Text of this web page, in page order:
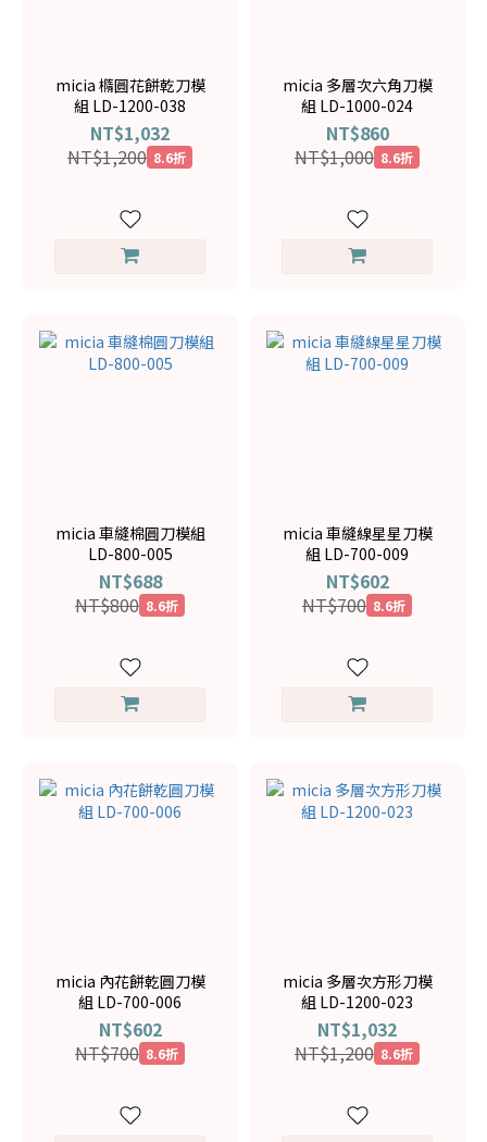
micia 橢圓花餅乾刀模
組 LD-1200-038
NT$1,032
NT$1,200 8.6折
micia 多層次六角刀模
組 LD-1000-024
NT$860
NT$1,000 8.6折
micia 車縫棉圓刀模組
LD-800-005
NT$688
NT$800 8.6折
micia 車縫線星星刀模
組 LD-700-009
NT$602
NT$700 8.6折
micia 內花餅乾圓刀模
組 LD-700-006
NT$602
NT$700 8.6折
micia 多層次方形刀模
組 LD-1200-023
NT$1,032
NT$1,200 8.6折